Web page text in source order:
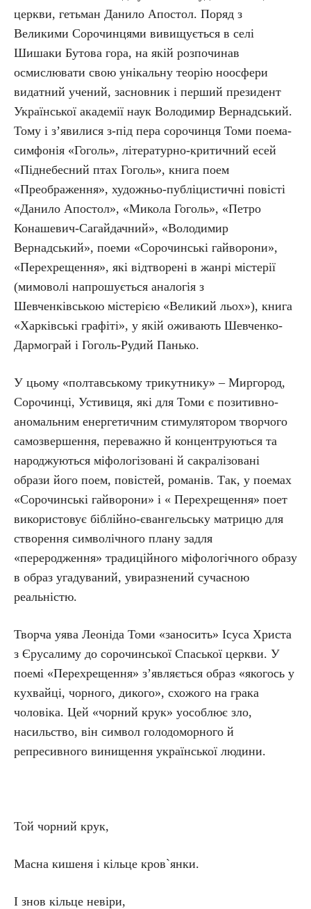
церкви, гетьман Данило Апостол. Поряд з
Великими Сорочинцями вивищується в селі
Шишаки Бутова гора, на якій розпочинав
осмислювати свою унікальну теорію ноосфери
видатний учений, засновник і перший президент
Української академії наук Володимир Вернадський.
Тому і з’явилися з-під пера сорочинця Томи поема-
симфонія «Гоголь», літературно-критичний есей
«Піднебесний птах Гоголь», книга поем
«Преображення», художньо-публіцистичні повісті
«Данило Апостол», «Микола Гоголь», «Петро
Конашевич-Сагайдачний», «Володимир
Вернадський», поеми «Сорочинські гайворони»,
«Перехрещення», які відтворені в жанрі містерії
(мимоволі напрошується аналогія з
Шевченківською містерією «Великий льох»), книга
«Харківські графіті», у якій оживають Шевченко-
Дармограй і Гоголь-Рудий Панько.
У цьому «полтавському трикутнику» – Миргород,
Сорочинці, Устивиця, які для Томи є позитивно-
аномальним енергетичним стимулятором творчого
самозвершення, переважно й концентруються та
народжуються міфологізовані й сакралізовані
образи його поем, повістей, романів. Так, у поемах
«Сорочинські гайворони» і « Перехрещення» поет
використовує біблійно-євангельську матрицю для
створення символічного плану задля
«переродження» традиційного міфологічного образу
в образ угадуваний, увиразнений сучасною
реальністю.
Творча уява Леоніда Томи «заносить» Ісуса Христа
з Єрусалиму до сорочинської Спаської церкви. У
поемі «Перехрещення» з’являється образ «якогось у
кухвайці, чорного, дикого», схожого на грака
чоловіка. Цей «чорний крук» уособлює зло,
насильство, він символ голодоморного й
репресивного винищення української людини.
Той чорний крук,
Масна кишеня і кільце кров`янки.
І знов кільце невіри,